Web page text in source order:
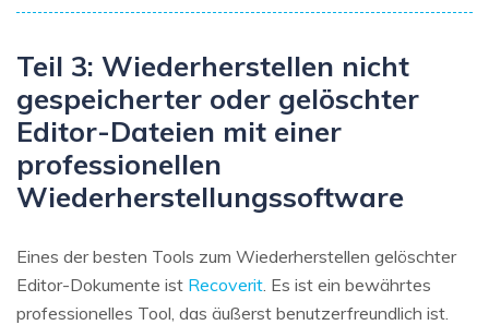
Teil 3: Wiederherstellen nicht
gespeicherter oder gelöschter
Editor-Dateien mit einer
professionellen
Wiederherstellungssoftware
Eines der besten Tools zum Wiederherstellen gelöschter
Editor-Dokumente ist Recoverit . Es ist ein bewährtes
professionelles Tool, das äußerst benutzerfreundlich ist.